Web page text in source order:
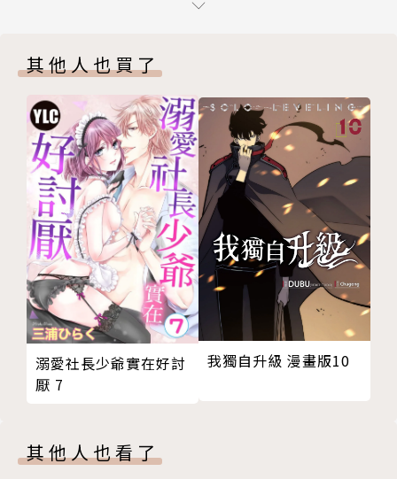
其他人也買了
溺愛社長少爺實在好討
厭 7
我獨自升級 漫畫版10
其他人也看了